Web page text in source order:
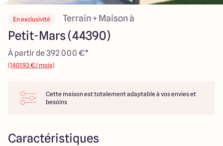
Votre projet
Qui sommes-nous
Maisons ARLOGIS Nantes
En exclusivité Terrain + Maison à
Petit-Mars (44390)
À partir de 392 000 €*
(1401.93 € / mois)
Cette maison est totalement adaptable à vos envies et
besoins
Caractéristiques